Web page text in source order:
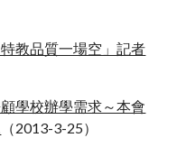
教品質一場空」記者
學校辦學需求～本會
（2013-3-25）